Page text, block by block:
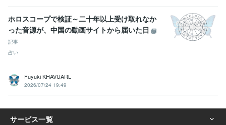
ホロスコープで検証～二十年以上受け取れなか
った音源が、中国の動画サイトから届いた日
記事
占い
Fuyuki KHAVUARL
2026/07/24 19:49